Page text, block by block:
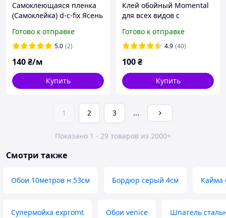
Самоклеющаяся пленка
(Самоклейка) d-c-fix Ясень
Готово к отправке
5.0 (2)
140₴/м
Купить
Клей обойный Momental
для всех видов с
Готово к отправке
4.9 (40)
100₴
Купить
1 2 3 ...
Показано 1 - 29 товаров из 2000+
Смотри также
Обои 10метров н 53см Бордюр серый 4см Кайма
Супермойка expromt Обои venice Шпатель